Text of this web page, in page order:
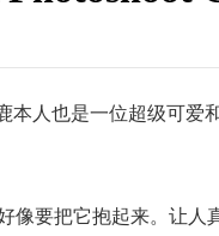
人也是一位超级可爱
要把它抱起来。让